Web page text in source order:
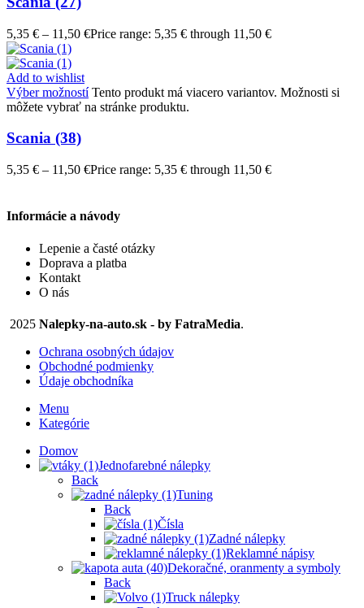
5,35 € – 11,50 €Price range: 5,35 € through 11,50 €
Add to wishlist
Výber možností Tento produkt má viacero variantov. Možnosti si
môžete vybrať na stránke produktu.
Scania (38)
5,35 € – 11,50 €Price range: 5,35 € through 11,50 €
Informácie a návody
Lepenie a časté otázky
Doprava a platba
Kontakt
O nás
2025 Nalepky-na-auto.sk - by FatraMedia.
Ochrana osobných údajov
Obchodné podmienky
Údaje obchodníka
Menu
Kategórie
Domov
Jednofarebné nálepky
Back
Tuning
Back
Čísla
Zadné nálepky
Reklamné nápisy
Dekoračné, oranmenty a symboly
Back
Truck nálepky